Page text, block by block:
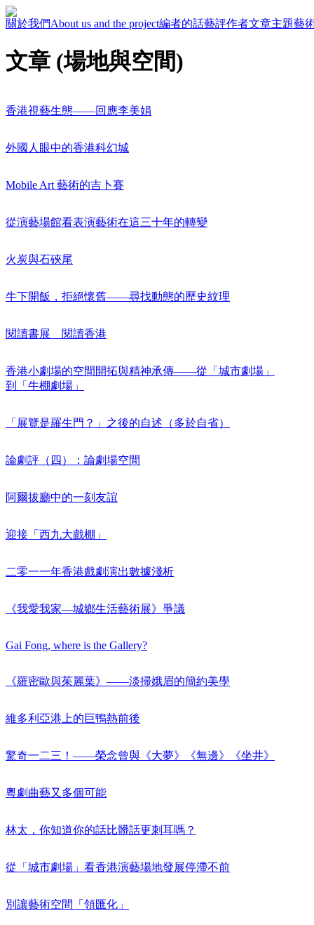
關於我們About us and the project編者的話藝評作者文章主題藝
文章 (場地與空間)
香港視藝生態——回應李美娟
外國人眼中的香港科幻城
Mobile Art 藝術的吉卜賽
從演藝場館看表演藝術在這三十年的轉變
火炭與石硤尾
牛下開飯，拒絕懷舊——尋找動態的歷史紋理
閱讀書展 閱讀香港
香港小劇場的空間開拓與精神承傳——從「城市劇場」
到「牛棚劇場」
「展覽是羅生門？」之後的自述（多於自省）
論劇評（四）：論劇場空間
阿爾拔廳中的一刻友誼
迎接「西九大戲棚」
二零一一年香港戲劇演出數據淺析
《我愛我家—城鄉生活藝術展》爭議
Gai Fong, where is the Gallery?
《羅密歐與茱麗葉》——淡掃娥眉的簡約美學
維多利亞港上的巨鴨熱前後
驚奇一二三！——榮念曾與《大夢》《無邊》《坐井》
粵劇曲藝又多個可能
林太，你知道你的話比髒話更刺耳嗎？
從「城市劇場」看香港演藝場地發展停滯不前
別讓藝術空間「領匯化」